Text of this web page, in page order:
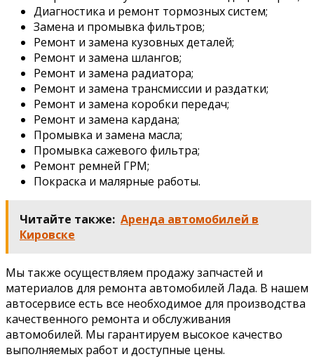
Диагностика и ремонт тормозных систем;
Замена и промывка фильтров;
Ремонт и замена кузовных деталей;
Ремонт и замена шлангов;
Ремонт и замена радиатора;
Ремонт и замена трансмиссии и раздатки;
Ремонт и замена коробки передач;
Ремонт и замена кардана;
Промывка и замена масла;
Промывка сажевого фильтра;
Ремонт ремней ГРМ;
Покраска и малярные работы.
Читайте также: Аренда автомобилей в
Кировске
Мы также осуществляем продажу запчастей и
материалов для ремонта автомобилей Лада. В нашем
автосервисе есть все необходимое для производства
качественного ремонта и обслуживания
автомобилей. Мы гарантируем высокое качество
выполняемых работ и доступные цены.